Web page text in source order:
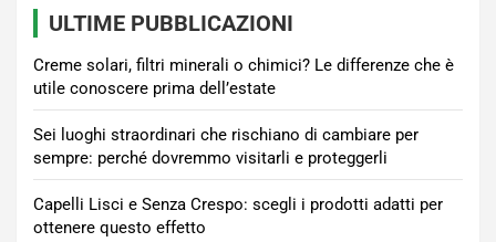
ULTIME PUBBLICAZIONI
Creme solari, filtri minerali o chimici? Le differenze che è
utile conoscere prima dell’estate
Sei luoghi straordinari che rischiano di cambiare per
sempre: perché dovremmo visitarli e proteggerli
Capelli Lisci e Senza Crespo: scegli i prodotti adatti per
ottenere questo effetto